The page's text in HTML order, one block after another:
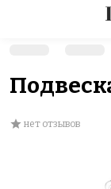
нет отзывов